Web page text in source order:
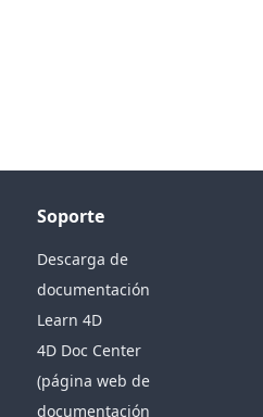
Soporte
Descarga de
documentación
Learn 4D
4D Doc Center
(página web de
documentación